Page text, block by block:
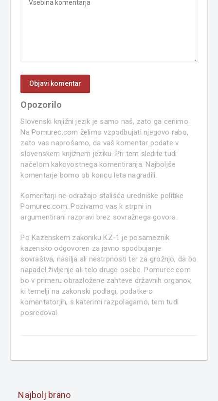
Opozorilo
Slovenski knjižni jezik je samo naš, zato ga cenimo.
Na Pomurec.com želimo vzpodbujati njegovo rabo,
zato vas naprošamo, da vaš komentar podate v
slovenskem knjižnem jeziku. Pri tem sledite tudi
načelom kakovostnega komentiranja. Najboljše
komentarje bomo ob koncu leta nagradili.
Komentarji ne odražajo stališča uredniške politike
Pomurec.com. Pozivamo vas k strpni in
argumentirani razpravi brez sovražnega govora.
Po Kazenskem zakoniku KZ-1 je posameznik
kazensko odgovoren za javno spodbujanje
sovraštva, nasilja ali nestrpnosti ter za grožnjo, da bo
napadel življenje ali telo druge osebe. Pomurec.com
bo v primeru obrazložene zahteve državnih organov,
ki temelji na zakonski podlagi, podatke o
komentatorjih, s katerimi razpolagamo, tem tudi
posredoval.
Najbolj brano